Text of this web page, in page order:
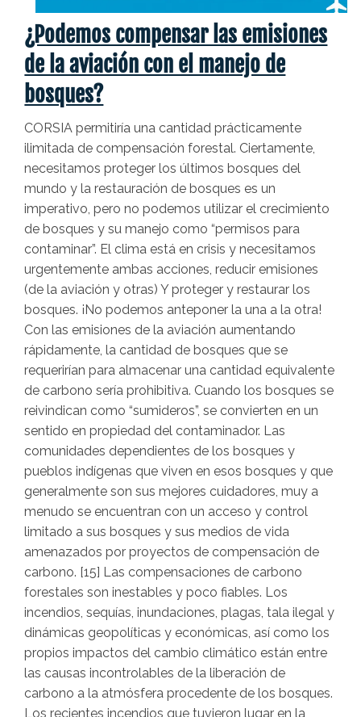
¿Podemos compensar las emisiones
de la aviación con el manejo de
bosques?
CORSIA permitiría una cantidad prácticamente
ilimitada de compensación forestal. Ciertamente,
necesitamos proteger los últimos bosques del
mundo y la restauración de bosques es un
imperativo, pero no podemos utilizar el crecimiento
de bosques y su manejo como “permisos para
contaminar”. El clima está en crisis y necesitamos
urgentemente ambas acciones, reducir emisiones
(de la aviación y otras) Y proteger y restaurar los
bosques. ¡No podemos anteponer la una a la otra!
Con las emisiones de la aviación aumentando
rápidamente, la cantidad de bosques que se
requerirían para almacenar una cantidad equivalente
de carbono sería prohibitiva. Cuando los bosques se
reivindican como “sumideros”, se convierten en un
sentido en propiedad del contaminador. Las
comunidades dependientes de los bosques y
pueblos indígenas que viven en esos bosques y que
generalmente son sus mejores cuidadores, muy a
menudo se encuentran con un acceso y control
limitado a sus bosques y sus medios de vida
amenazados por proyectos de compensación de
carbono. [15] Las compensaciones de carbono
forestales son inestables y poco fiables. Los
incendios, sequías, inundaciones, plagas, tala ilegal y
dinámicas geopolíticas y económicas, así como los
propios impactos del cambio climático están entre
las causas incontrolables de la liberación de
carbono a la atmósfera procedente de los bosques.
Los recientes incendios que tuvieron lugar en la